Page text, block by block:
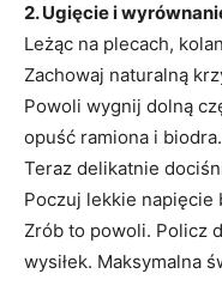
2. Ugięcie i
Leżąc na plecach,
Zachowaj naturalną
Powoli wygnij dolną
opuść ramiona i
Teraz delikatnie
Poczuj lekkie napięcie
Zrób to powoli. Policz
wysiłek. Maksymalna